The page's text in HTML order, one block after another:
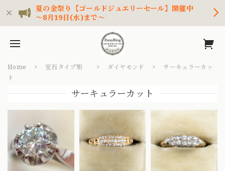
夏の金祭り【ゴールドジュエリーセール】開催中
～8月19日(水)まで～
Home 宝石タイプ別 ダイヤモンド
サーキュラーカッ
ト
サーキュラーカット